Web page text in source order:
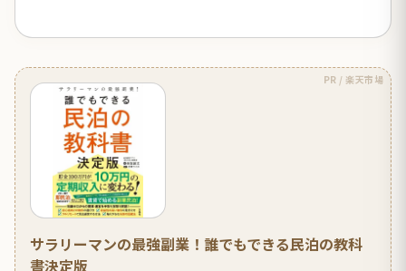
PR / 楽天市場
サラリーマンの最強副業！誰でもできる民泊の教科
書決定版